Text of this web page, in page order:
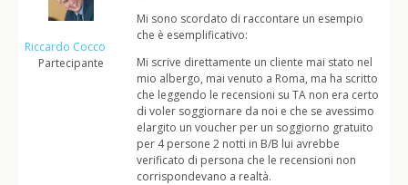
Riccardo Cocco
Partecipante
Mi sono scordato di raccontare un esempio
che è esemplificativo:
Mi scrive direttamente un cliente mai stato nel
mio albergo, mai venuto a Roma, ma ha scritto
che leggendo le recensioni su TA non era certo
di voler soggiornare da noi e che se avessimo
elargito un voucher per un soggiorno gratuito
per 4 persone 2 notti in B/B lui avrebbe
verificato di persona che le recensioni non
corrispondevano a realtà.